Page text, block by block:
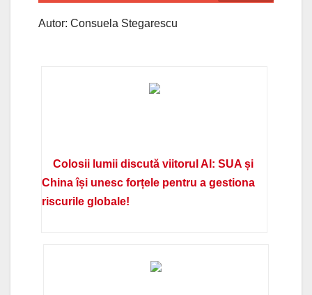
Autor: Consuela Stegarescu
Colosii lumii discută viitorul AI: SUA și
China își unesc forțele pentru a gestiona
riscurile globale!